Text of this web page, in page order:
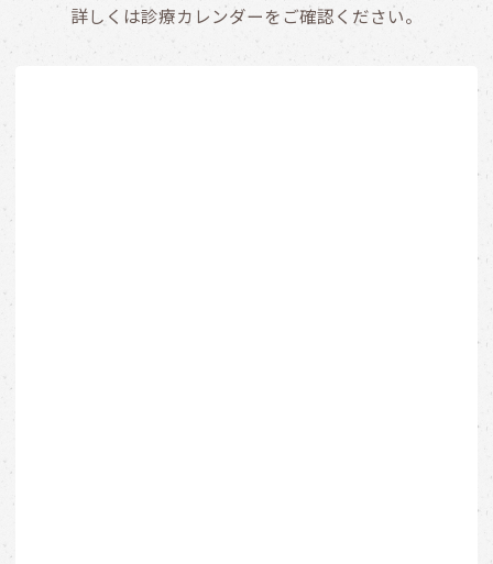
詳しくは診療カレンダーをご確認ください。